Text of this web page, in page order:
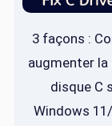
3 façons :
augmenter la
disque C
Windows